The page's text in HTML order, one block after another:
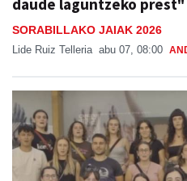
daude laguntzeko prest"
SORABILLAKO JAIAK 2026
Lide Ruiz Telleria abu 07, 08:00